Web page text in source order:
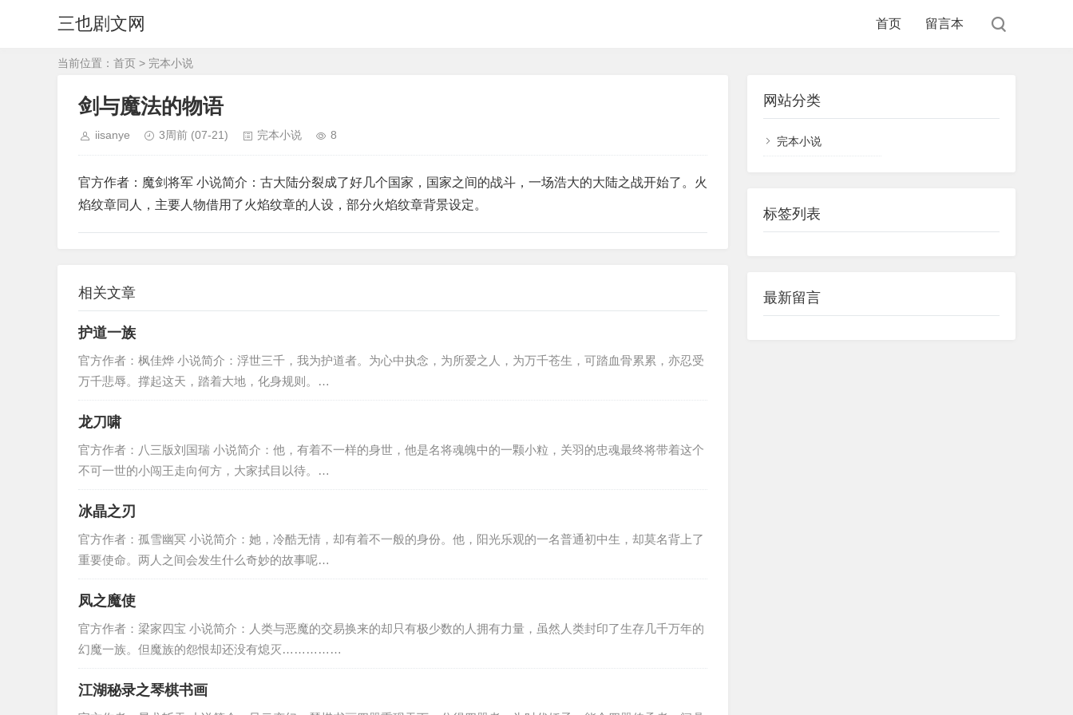
三也剧文网 首页 留言本
当前位置： 首页 > 完本小说
剑与魔法的物语
iisanye 3周前 (07-21) 完本小说 8
官方作者：魔剑将军 小说简介：古大陆分裂成了好几个国家，国家之间的战斗，一场浩大的大陆之战开始了。火
焰纹章同人，主要人物借用了火焰纹章的人设，部分火焰纹章背景设定。
相关文章
护道一族
官方作者：枫佳烨 小说简介：浮世三千，我为护道者。为心中执念，为所爱之人，为万千苍生，可踏血骨累累，亦忍受
万千悲辱。撑起这天，踏着大地，化身规则。…
龙刀啸
官方作者：八三版刘国瑞 小说简介：他，有着不一样的身世，他是名将魂魄中的一颗小粒，关羽的忠魂最终将带着这个
不可一世的小闯王走向何方，大家拭目以待。…
冰晶之刃
官方作者：孤雪幽冥 小说简介：她，冷酷无情，却有着不一般的身份。他，阳光乐观的一名普通初中生，却莫名背上了
重要使命。两人之间会发生什么奇妙的故事呢…
凤之魔使
官方作者：梁家四宝 小说简介：人类与恶魔的交易换来的却只有极少数的人拥有力量，虽然人类封印了生存几千万年的
幻魔一族。但魔族的怨恨却还没有熄灭……………
江湖秘录之琴棋书画
网站分类
完本小说
标签列表
最新留言